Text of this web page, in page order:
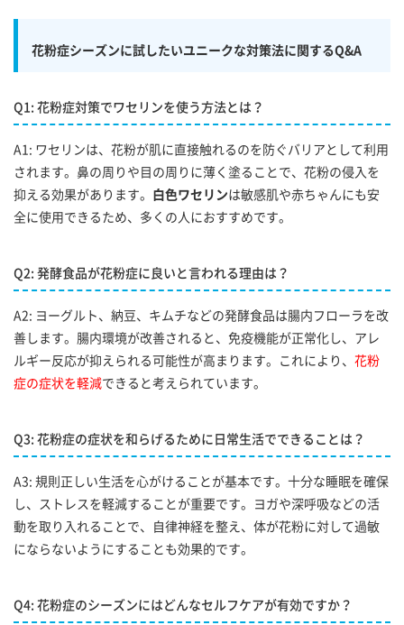
花粉症シーズンに試したいユニークな対策法に関するQ&A
Q1: 花粉症対策でワセリンを使う方法とは？
A1: ワセリンは、花粉が肌に直接触れるのを防ぐバリアとして利用
されます。鼻の周りや目の周りに薄く塗ることで、花粉の侵入を
抑える効果があります。
白色ワセリンは敏感肌や赤ちゃんにも安
全に使用できるため、多くの人におすすめです。
Q2: 発酵食品が花粉症に良いと言われる理由は？
A2: ヨーグルト、納豆、キムチなどの発酵食品は腸内フローラを改
善します。腸内環境が改善されると、免疫機能が正常化し、アレ
ルギー反応が抑えられる可能性が高まります。これにより、 花粉
症の症状を軽減できると考えられています。
Q3: 花粉症の症状を和らげるために日常生活でできることは？
A3: 規則正しい生活を心がけることが基本です。十分な睡眠を確保
し、ストレスを軽減することが重要です。ヨガや深呼吸などの活
動を取り入れることで、自律神経を整え、体が花粉に対して過敏
にならないようにすることも効果的です。
Q4: 花粉症のシーズンにはどんなセルフケアが有効ですか？